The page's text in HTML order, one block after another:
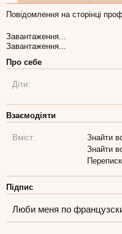
Повідомлення на сторінці
Завантаження...
Завантаження...
Про себе
Діти:
Взаємодіяти
Вміст:
Знайти
Знайти
Підпис
Люби меня по